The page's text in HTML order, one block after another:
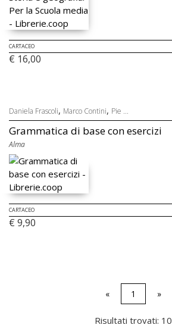
CARTACEO
€ 16,00
Daniela Frascoli, Marco Contini, Pie ...
Grammatica di base con esercizi
Alma
CARTACEO
€ 9,90
« 1 »
Risultati trovati: 10